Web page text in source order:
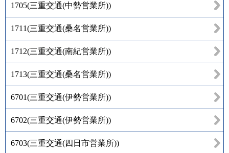
1705(三重交通(中勢営業所))
1711(三重交通(桑名営業所))
1712(三重交通(南紀営業所))
1713(三重交通(桑名営業所))
6701(三重交通(伊勢営業所))
6702(三重交通(伊勢営業所))
6703(三重交通(四日市営業所))